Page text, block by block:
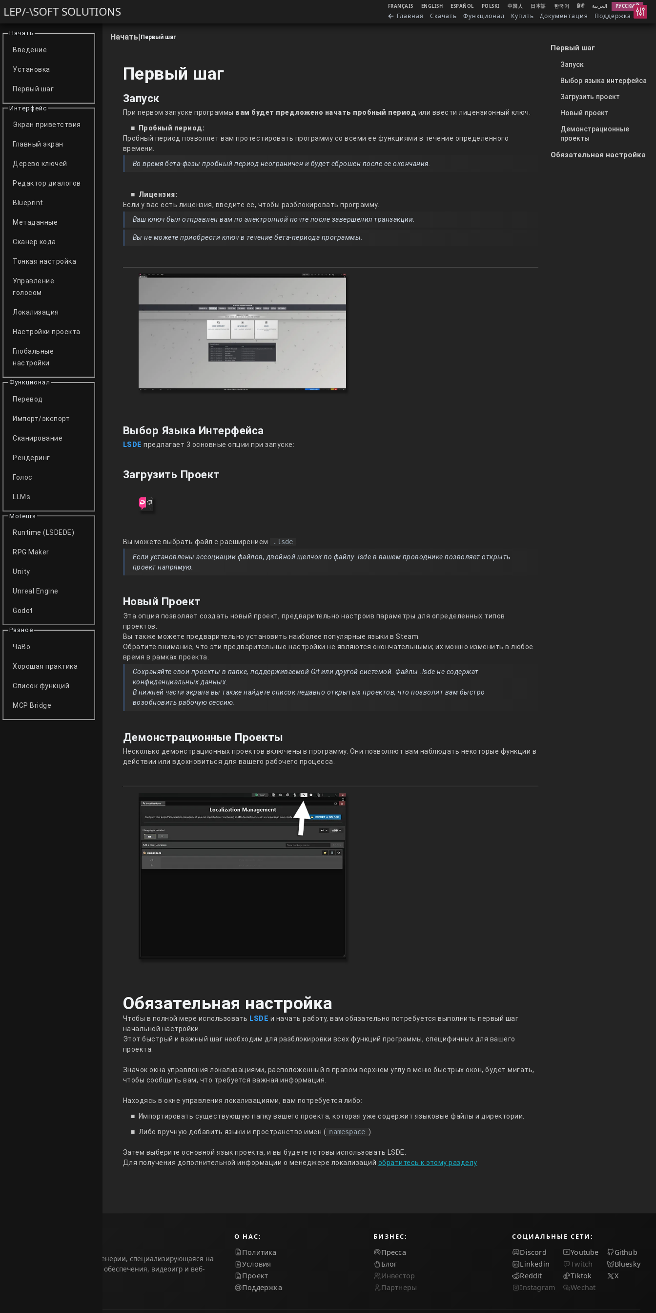
LEP/-\SOFT SOLUTIONS FRANÇAIS ENGLISH ESPAÑOL POLSKI 中国人 日本語 한국어 हिंदी العربية РУССКИЙ
Главная Скачать Функционал Купить Документация Поддержка
Начать
Введение
Установка
Первый шаг
Интерфейс
Экран приветствия
Главный экран
Дерево ключей
Редактор диалогов
Blueprint
Метаданные
Сканер кода
Тонкая настройка
Управление
голосом
Локализация
Настройки проекта
Глобальные
настройки
Функционал
Перевод
Импорт/экспорт
Сканирование
Рендеринг
Голос
LLMs
Moteurs
Runtime (LSDEDE)
RPG Maker
Unity
Unreal Engine
Godot
Разное
ЧаВо
Хорошая практика
Список функций
MCP Bridge
Начать| Первый шаг
Первый шаг
Запуск
При первом запуске программы вам будет предложено начать пробный период или ввести лицензионный ключ.
Пробный период:
Пробный период позволяет вам протестировать программу со всеми ее функциями в течение определенного
времени.
Во время бета-фазы пробный период неограничен и будет сброшен после ее окончания.
Лицензия:
Если у вас есть лицензия, введите ее, чтобы разблокировать программу.
Ваш ключ был отправлен вам по электронной почте после завершения транзакции.
Вы не можете приобрести ключ в течение бета-периода программы.
Выбор Языка Интерфейса
LSDE предлагает 3 основные опции при запуске:
Загрузить Проект
Вы можете выбрать файл с расширением .lsde
Если установлены ассоциации файлов, двойной щелчок по файлу .lsde в вашем проводнике позволяет открыть
проект напрямую.
Новый Проект
Эта опция позволяет создать новый проект, предварительно настроив параметры для определенных типов
проектов.
Вы также можете предварительно установить наиболее популярные языки в Steam.
Обратите внимание, что эти предварительные настройки не являются окончательными; их можно изменить в любое
время в рамках проекта.
Сохраняйте свои проекты в папке, поддерживаемой Git или другой системой. Файлы .lsde не содержат
конфиденциальных данных.
В нижней части экрана вы также найдете список недавно открытых проектов, что позволит вам быстро
возобновить рабочую сессию.
Демонстрационные Проекты
Несколько демонстрационных проектов включены в программу. Они позволяют вам наблюдать некоторые функции в
действии или вдохновиться для вашего рабочего процесса.
Обязательная настройка
Чтобы в полной мере использовать LSDE и начать работу, вам обязательно потребуется выполнить первый шаг
начальной настройки.
Этот быстрый и важный шаг необходим для разблокировки всех функций программы, специфичных для вашего
проекта.
Значок окна управления локализациями, расположенный в правом верхнем углу в меню быстрых окон, будет мигать,
чтобы сообщить вам, что требуется важная информация.
Находясь в окне управления локализациями, вам потребуется либо:
Импортировать существующую папку вашего проекта, которая уже содержит языковые файлы и директории.
Либо вручную добавить языки и пространство имен ( namespace ).
Затем выберите основной язык проекта, и вы будете готовы использовать LSDE.
Для получения дополнительной информации о менеджере локализаций обратитесь к этому разделу
Первый шаг
Запуск
Выбор языка интерфейса
Загрузить проект
Новый проект
Демонстрационные
проекты
Обязательная настройка
Студия программной инженерии, специализирующаяся на
разработке программного обеспечения, видеоигр и веб-
О НАС:
Политика
Условия
Проект
Поддержка
БИЗНЕС:
Пресса
Блог
Инвестор
Партнеры
СОЦИАЛЬНЫЕ СЕТИ:
Discord Youtube
Github
Linkedin
Twitch
Bluesky
Reddit
Tiktok
X
Instagram
Wechat